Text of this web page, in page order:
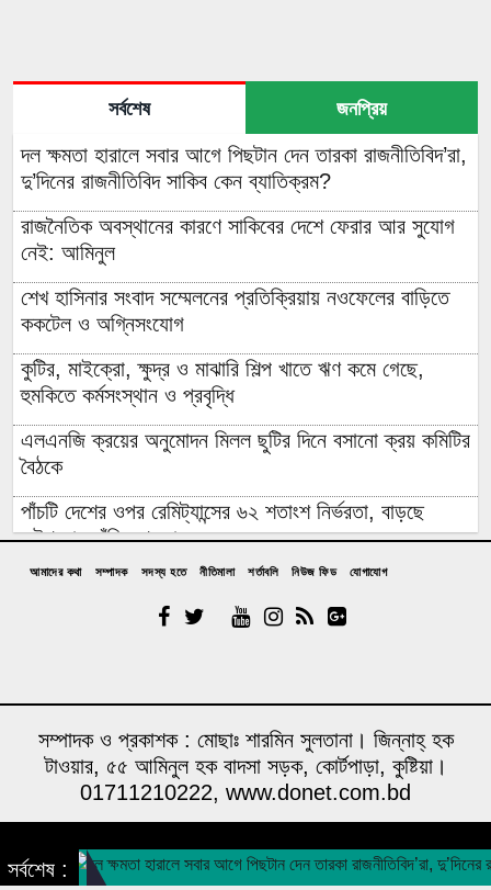
সর্বশেষ জনপ্রিয়
দল ক্ষমতা হারালে সবার আগে পিছটান দেন তারকা রাজনীতিবিদ’রা,
দু’দিনের রাজনীতিবিদ সাকিব কেন ব্যাতিক্রম?
রাজনৈতিক অবস্থানের কারণে সাকিবের দেশে ফেরার আর সুযোগ
নেই: আমিনুল
শেখ হাসিনার সংবাদ সম্মেলনের প্রতিক্রিয়ায় নওফেলের বাড়িতে
ককটেল ও অগ্নিসংযোগ
কুটির, মাইক্রো, ক্ষুদ্র ও মাঝারি শিল্প খাতে ঋণ কমে গেছে,
হুমকিতে কর্মসংস্থান ও প্রবৃদ্ধি
এলএনজি ক্রয়ের অনুমোদন মিলল ছুটির দিনে বসানো ক্রয় কমিটির
বৈঠকে
পাঁচটি দেশের ওপর রেমিট্যান্সের ৬২ শতাংশ নির্ভরতা, বাড়ছে
কৌশলগত ঝুঁকির শঙ্কা
কওমি মাদ্রাসার শিক্ষার্থী বলৎকার
ফের পিছিয়ে গেল রূপপুরের উৎপাদনের যাত্রা: আগস্টে জাতীয়
বিনা আমন্ত্রণেই বিদেশে যাবার পথে দিল্লি থেকে ঘুরে যেতে
১৪ বছরের মধ্যে সর্বনিম্ন বৈদেশিক ঋণের প্রতিশ্রুতি পেল
বাংলাদেশ, উল্টো সর্বোচ্চ ঋণ পরিশোধের চাপ
বালুর বস্তায় ঠেকা!
আমাদের কথা সম্পাদক সদস্য হতে নীতিমালা শর্তাবলি নিউজ ফিড যোগাযোগ
সম্পাদক ও প্রকাশক : মোছাঃ শারমিন সুলতানা। জিন্নাহ্ হক
টাওয়ার, ৫৫ আমিনুল হক বাদসা সড়ক, কোর্টপাড়া, কুষ্টিয়া।
01711210222, www.donet.com.bd
A media concern of humanity foundation
সর্বশেষ :